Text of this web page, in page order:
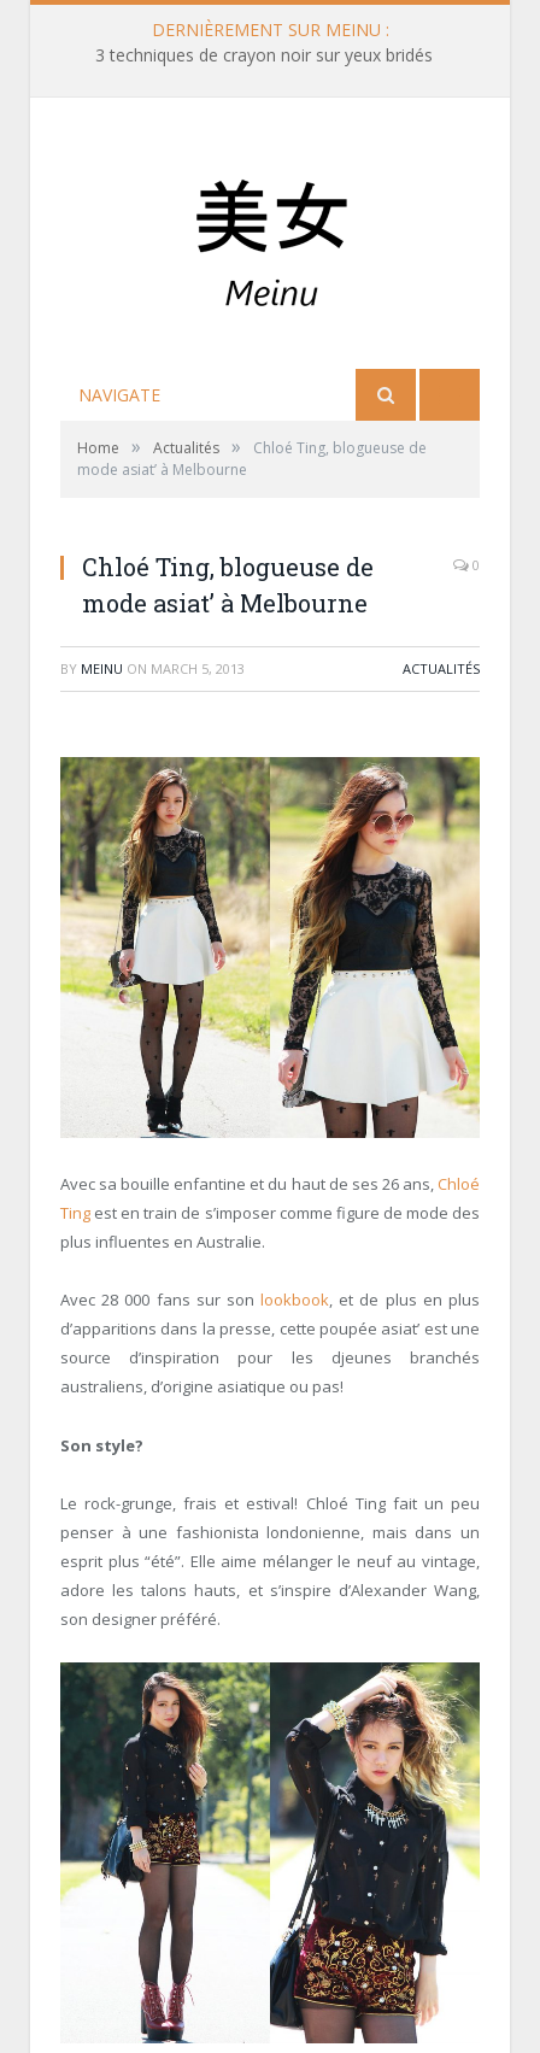
DERNIÈREMENT SUR MEINU :
3 techniques de crayon noir sur yeux bridés
NAVIGATE
Home » Actualités »
Chloé Ting, blogueuse de
mode asiat’ à Melbourne
Chloé Ting, blogueuse de
mode asiat’ à Melbourne
0
BY MEINU ON MARCH 5, 2013 ACTUALITÉS
Avec sa bouille enfantine et du haut de ses 26 ans, Chloé
Ting est en train de s’imposer comme figure de mode des
plus influentes en Australie.
Avec 28 000 fans sur sonlookbook, et de plus en plus
d’apparitions dans la presse, cette poupée asiat’ est une
source d’inspiration pour les djeunes branchés
australiens, d’origine asiatique ou pas!
Son style?
Le rock-grunge, frais et estival! Chloé Ting fait un peu
penser à une fashionista londonienne, mais dans un
esprit plus “été”. Elle aime mélanger le neuf au vintage,
adore les talons hauts, et s’inspire d’Alexander Wang,
son designer préféré.